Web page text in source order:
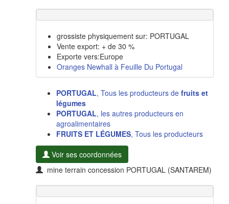
grossiste physiquement sur: PORTUGAL
Vente export: + de 30 %
Exporte vers:Europe
Oranges Newhall à Feuille Du Portugal
PORTUGAL, Tous les producteurs de fruits et
légumes
PORTUGAL, les autres producteurs en
agroalimentaires
FRUITS ET LÉGUMES, Tous les producteurs
Voir ses coordonnées
mine terrain concession PORTUGAL (SANTAREM)